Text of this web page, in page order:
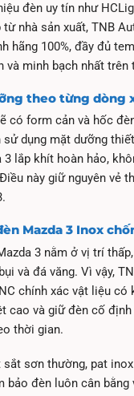
đèn uy tín như
nhà sản xuất, TNB
hãng 100%, đầy đủ
và minh bạch nhất trên
theo từng dòng
có form cản và hốc
sử dụng mặt dưỡng
3 lắp khít hoàn hảo,
này giữ nguyên vẻ
Mazda 3 Inox
3 nằm ở vị trí
và đá văng. Vì vậy,
chính xác vật liệu có
cao và giữ đèn cố
thời gian.
sơn thường, pat
bảo đèn luôn cân bằng